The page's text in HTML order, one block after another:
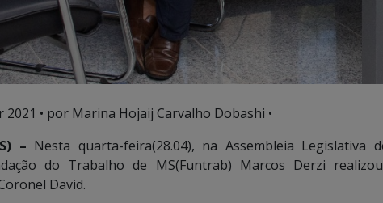
2021 • por Marina Hojaij Carvalho Dobashi •
– Nesta quarta-feira(28.04), na Assembleia Legislativa
do Trabalho de MS(Funtrab) Marcos Derzi
David.